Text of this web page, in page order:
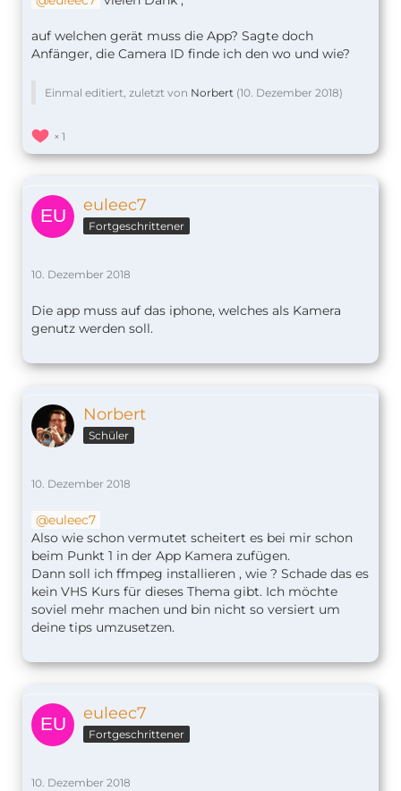
auf welchen gerät muss die App? Sagte doch
Anfänger, die Camera ID finde ich den wo und wie?
Einmal editiert, zuletzt von Norbert (10. Dezember 2018)
1
euleec7
Fortgeschrittener
10. Dezember 2018
Die app muss auf das iphone, welches als Kamera
genutz werden soll.
Norbert
Schüler
10. Dezember 2018
euleec7
Also wie schon vermutet scheitert es bei mir schon
beim Punkt 1 in der App Kamera zufügen.
Dann soll ich ffmpeg installieren , wie ? Schade das es
kein VHS Kurs für dieses Thema gibt. Ich möchte
soviel mehr machen und bin nicht so versiert um
deine tips umzusetzen.
euleec7
Fortgeschrittener
10. Dezember 2018